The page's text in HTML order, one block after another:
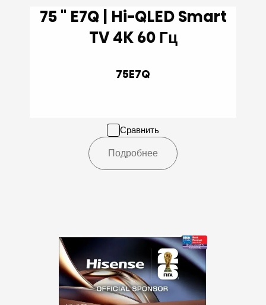
75 '' E7Q | Hi-QLED Smart
TV 4K 60 Гц
75E7Q
Сравнить
Подробнее